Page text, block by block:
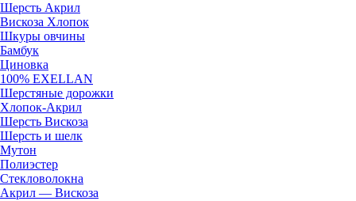
Шерсть Акрил
Вискоза Хлопок
Шкуры овчины
Бамбук
Циновка
100% EXELLAN
Шерстяные дорожки
Хлопок-Акрил
Шерсть Вискоза
Шерсть и шелк
Мутон
Полиэстер
Стекловолокна
Акрил — Вискоза